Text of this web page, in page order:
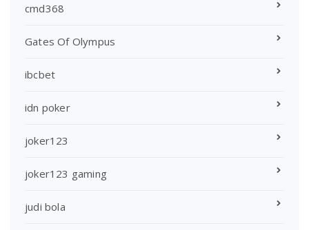
cmd368
Gates Of Olympus
ibcbet
idn poker
joker123
joker123 gaming
judi bola